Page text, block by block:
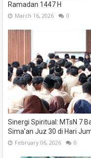
Ramadan 1447 H
March 16, 2026 0
Sinergi Spiritual: MTsN 7
Sima’an Juz 30 di Hari
February 06, 2026 0